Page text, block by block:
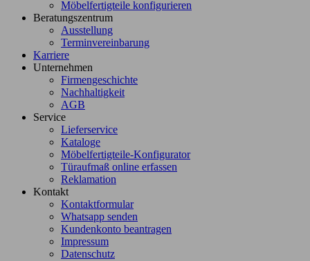
Möbelfertigteile konfigurieren
Beratungszentrum
Ausstellung
Terminvereinbarung
Karriere
Unternehmen
Firmengeschichte
Nachhaltigkeit
AGB
Service
Lieferservice
Kataloge
Möbelfertigteile-Konfigurator
Türaufmaß online erfassen
Reklamation
Kontakt
Kontaktformular
Whatsapp senden
Kundenkonto beantragen
Impressum
Datenschutz